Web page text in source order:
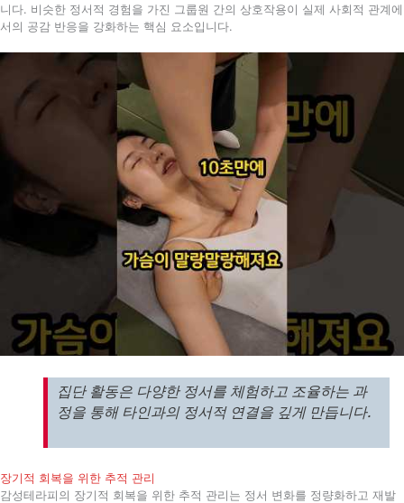
니다. 비슷한 정서적 경험을 가진 그룹원 간의 상호작용이 실제 사회적 관계에
서의 공감 반응을 강화하는 핵심 요소입니다.
집단 활동은 다양한 정서를 체험하고 조율하는 과
정을 통해 타인과의 정서적 연결을 깊게 만듭니다.
장기적 회복을 위한 추적 관리
감성테라피의 장기적 회복을 위한 추적 관리는 정서 변화를 정량화하고 재발